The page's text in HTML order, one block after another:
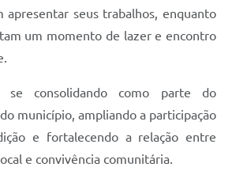
apresentar seus trabalhos, enquanto
um momento de lazer e encontro
consolidando como parte do
município, ampliando a participação
e fortalecendo a relação entre
e convivência comunitária.